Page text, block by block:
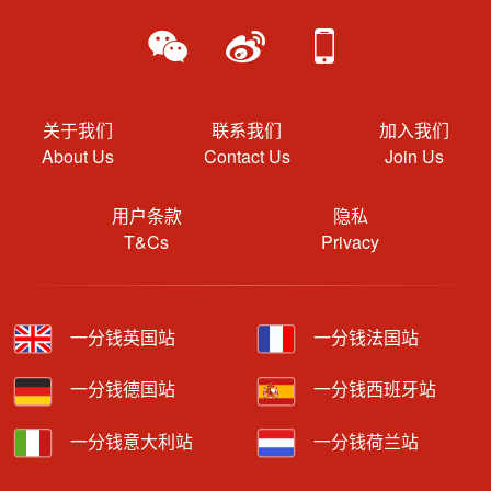
关于我们
About Us
联系我们
Contact Us
加入我们
Join Us
用户条款
T&Cs
隐私
Privacy
一分钱英国站 一分钱法国站
一分钱德国站 一分钱西班牙站
一分钱意大利站 一分钱荷兰站